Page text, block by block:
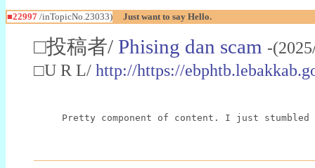
■22997 /inTopicNo.23033) Just want to say Hello.
□投稿者/ Phising dan scam -
□U R L/ http://https://
Pretty component of content. I just